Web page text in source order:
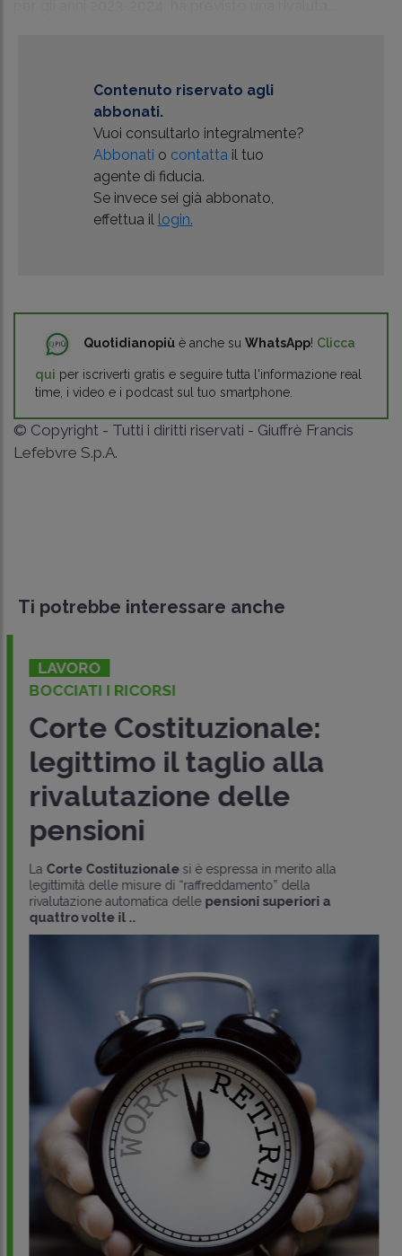
Contenuto riservato agli
abbonati.
Vuoi consultarlo integralmente?
Abbonati o contatta il tuo
agente di fiducia.
Se invece sei già abbonato,
effettua il login.
Quotidianopiù è anche su WhatsApp! Clicca
qui per iscriverti gratis e seguire tutta l'informazione real
time, i video e i podcast sul tuo smartphone.
© Copyright - Tutti i diritti riservati - Giuffrè Francis
Lefebvre S.p.A.
Ti potrebbe interessare anche
LAVORO
BOCCIATI I RICORSI
Corte Costituzionale:
legittimo il taglio alla
rivalutazione delle
pensioni
LaCorte Costituzionalesi è espressa in merito alla
legittimità delle misure di “raffreddamento” della
rivalutazione automatica dellepensioni superiori a
quattro volte il ..